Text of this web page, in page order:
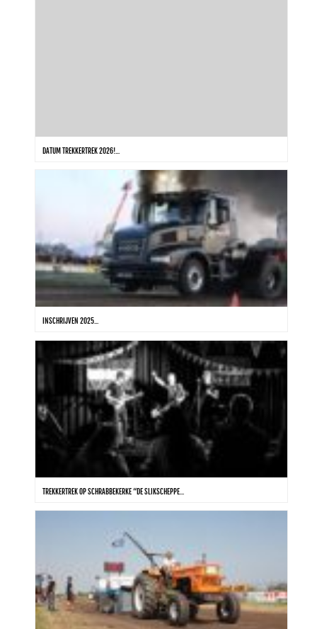
DATUM TREKKERTREK 2026!...
INSCHRIJVEN 2025...
TREKKERTREK OP SCHRABBEKERKE “DE SLIKSCHEPPE...